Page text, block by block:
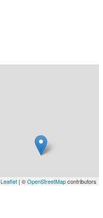
Leaflet | ©OpenStreetMapcontributors